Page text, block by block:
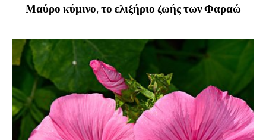
Μαύρο κύμινο, το ελιξήριο ζωής των Φαραώ